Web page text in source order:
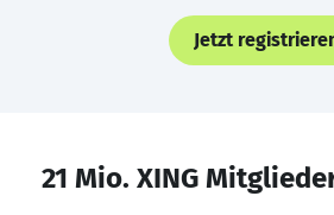
Jetzt
21 Mio. XING